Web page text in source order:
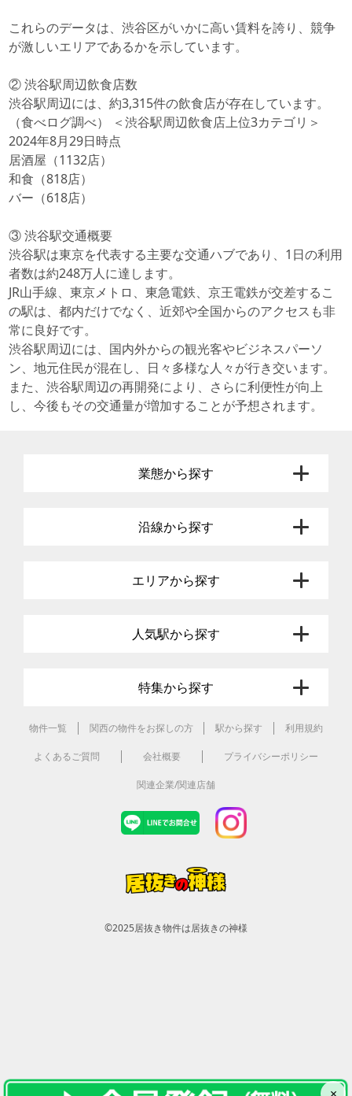
これらのデータは、渋谷区がいかに高い賃料を誇り、競争
が激しいエリアであるかを示しています。
② 渋谷駅周辺飲食店数
渋谷駅周辺には、約3,315件の飲食店が存在しています。
（食べログ調べ） ＜渋谷駅周辺飲食店上位3カテゴリ＞
2024年8月29日時点
居酒屋（1132店）
和食（818店）
バー（618店）
③ 渋谷駅交通概要
渋谷駅は東京を代表する主要な交通ハブであり、1日の利用
者数は約248万人に達します。
JR山手線、東京メトロ、東急電鉄、京王電鉄が交差するこ
の駅は、都内だけでなく、近郊や全国からのアクセスも非
常に良好です。
渋谷駅周辺には、国内外からの観光客やビジネスパーソ
ン、地元住民が混在し、日々多様な人々が行き交います。
また、渋谷駅周辺の再開発により、さらに利便性が向上
し、今後もその交通量が増加することが予想されます。
業態から探す
沿線から探す
エリアから探す
人気駅から探す
特集から探す
物件一覧 関西の物件をお探しの方 駅から探す 利用規約
よくあるご質問 会社概要 プライバシーポリシー
関連企業/関連店舗
©2025居抜き物件は居抜きの神様